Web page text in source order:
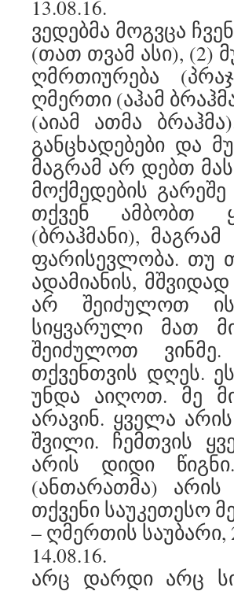
13.08.16.
ვედებმა მოგვცა
(თათ თვამ ასი), (2)
ღმრთიურება
ღმერთი (აჰამ
(აიამ ათმა
განცხადებები და
მაგრამ არ დებთ
მოქმედების
თქვენ ამბობთ
(ბრაჰმანი),
ფარისევლობა. თუ
ადამიანის,
არ შეიძულოთ
სიყვარული მათ
შეიძულოთ
თქვენთვის დღეს.
უნდა აიღოთ. მე
არავინ. ყველა
შვილი. ჩემთვის
არის დიდი
(ანთარათმა)
თქვენი საუკეთესო
– ღმერთის საუბარი,
14.08.16.
არც დარდი არც